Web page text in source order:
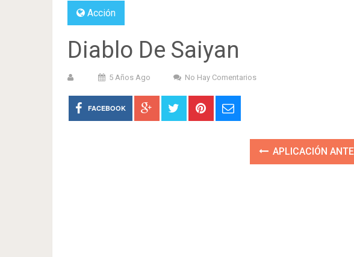
Acción
Diablo De Saiyan
5 Años Ago No Hay Comentarios
FACEBOOK
APLICACIÓN